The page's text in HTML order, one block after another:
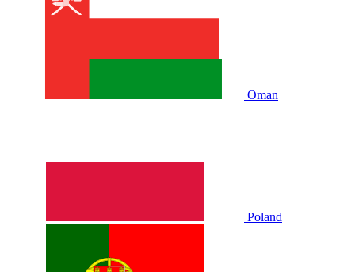
Oman
Poland